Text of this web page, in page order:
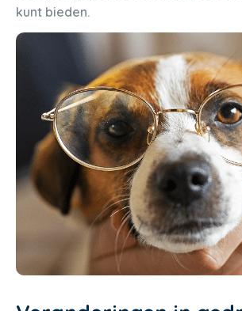
kunt bieden.